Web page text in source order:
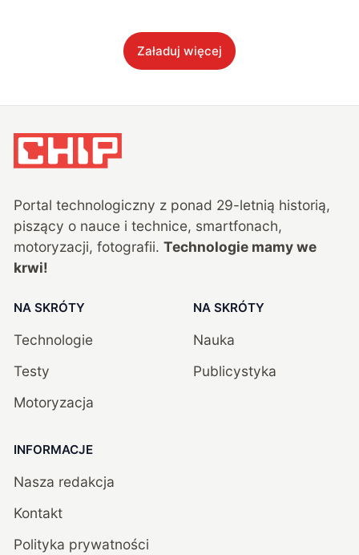
Załaduj więcej
Portal technologiczny z ponad 29-letnią historią,
piszący o nauce i technice, smartfonach,
motoryzacji, fotografii. Technologie mamy we
krwi!
NA SKRÓTY
Technologie
Testy
Motoryzacja
NA SKRÓTY
Nauka
Publicystyka
INFORMACJE
Nasza redakcja
Kontakt
Polityka prywatności